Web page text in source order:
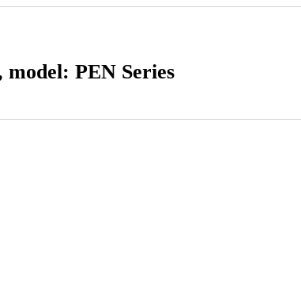
PEN Series